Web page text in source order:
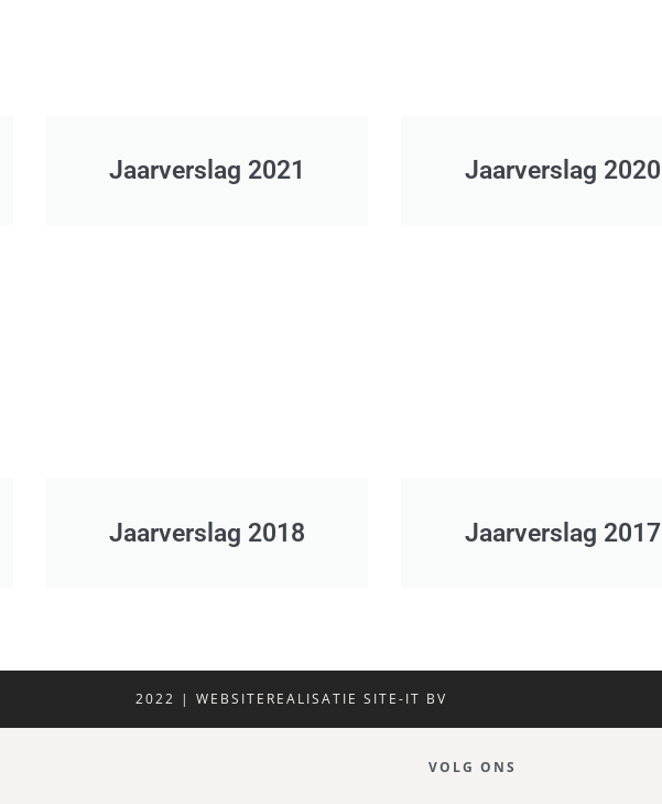
Jaarverslag 2021 Jaarverslag 2020
Jaarverslag 2018 Jaarverslag 2017
2022 | WEBSITEREALISATIE SITE-IT BV
VOLG ONS